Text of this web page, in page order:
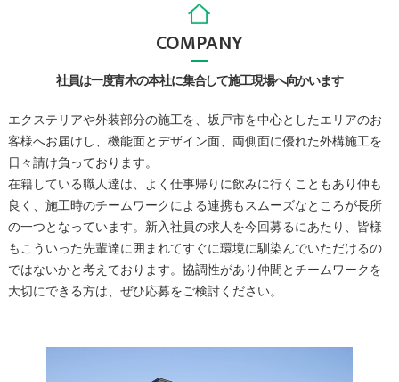
社員は一度青木の本社に集合して施工現場へ向かいます
COMPANY
エクステリアや外装部分の施工を、坂戸市を中心としたエリアのお
客様へお届けし、機能面とデザイン面、両側面に優れた外構施工を
日々請け負っております。
在籍している職人達は、よく仕事帰りに飲みに行くこともあり仲も
良く、施工時のチームワークによる連携もスムーズなところが長所
の一つとなっています。新入社員の求人を今回募るにあたり、皆様
もこういった先輩達に囲まれてすぐに環境に馴染んでいただけるの
ではないかと考えております。協調性があり仲間とチームワークを
大切にできる方は、ぜひ応募をご検討ください。